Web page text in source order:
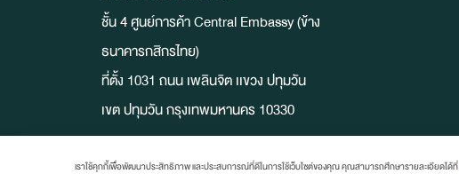
ชั้น 4 ศูนย์การค้า Central Embassy (ข้าง
ธนาคารกสิกรไทย)
ที่ตั้ง 1031 ถนน เพลินจิต เเขวง ปทุมวัน
เขต ปทุมวัน กรุงเทพมหานคร 10330
เราใช้คุกกี้เพื่อพัฒนาประสิทธิภาพ และประสบการณ์ที่ดีในการใช้เว็บไซต์ของคุณ คุณสามารถศึกษารายละเอียดได้ที่